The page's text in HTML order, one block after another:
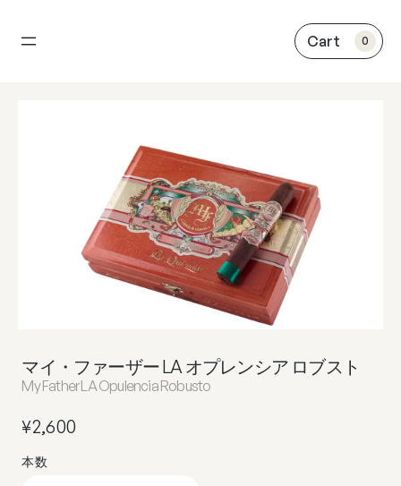
容
0
マイ・ファーザー LA オプレンシア ロブスト
My Father LA Opulencia Robusto
¥2,600